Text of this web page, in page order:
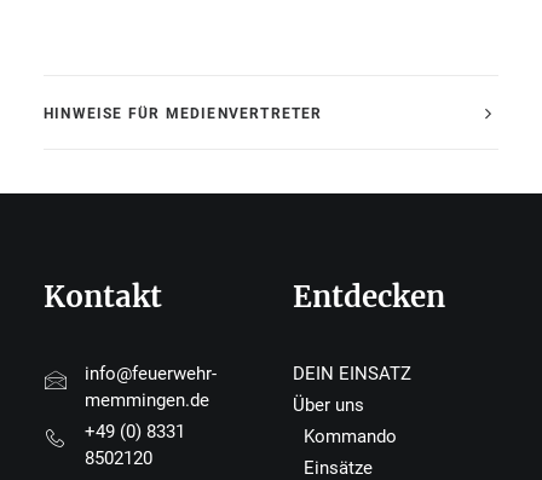
HINWEISE FÜR MEDIENVERTRETER
Kontakt
info@feuerwehr-
memmingen.de
+49 (0) 8331
8502120
Entdecken
DEIN EINSATZ
Über uns
Kommando
Einsätze